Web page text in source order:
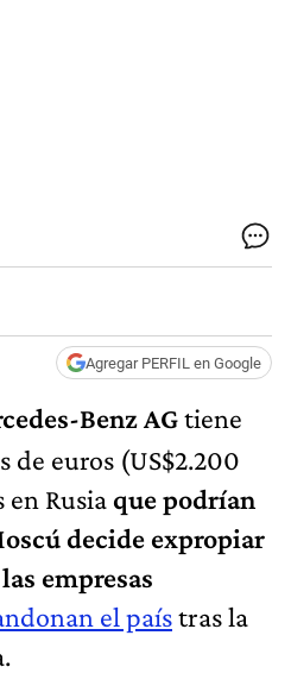
Agregar PERFIL en Google
Benz AGtiene
de euros (US$2.200
Rusia que podrían
decide expropiar
empresas
el paístras la